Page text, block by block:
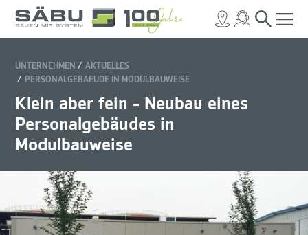
UNTERNEHMEN
AKTUELLES
PERSONALGEBAEUDE IN MODULBAUWEISE
Klein aber fein - Neubau eines
Personalgebäudes in
Modulbauweise